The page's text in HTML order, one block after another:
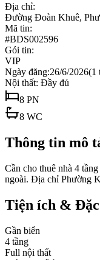
Địa chỉ:
Đường Đoàn Khuê,
Mã tin:
#BDS002596
Gói tin:
VIP
Ngày đăng:26/6/2026(1
Nội thất: Đầy đủ
8 PN
8 WC
Thông tin mô
Cần cho thuê nhà 4
ngoài. Địa chỉ Phường
Tiện ích &
Gần biển
4 tầng
Full nội thất